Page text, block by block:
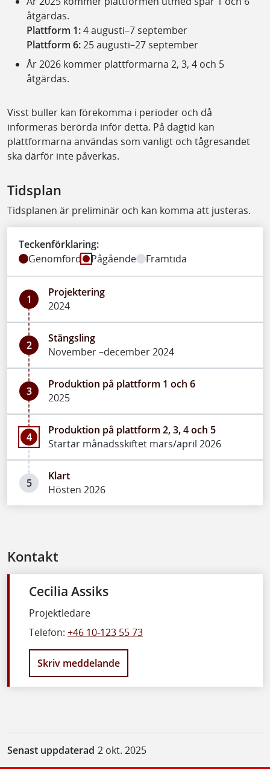
åtgärdas.
Plattform 1:4 augusti–7 september
Plattform 6:25 augusti–27 september
År 2026 kommer plattformarna 2, 3, 4 och 5
åtgärdas.
Visst buller kan förekomma i perioder och då
informeras berörda inför detta. På dagtid kan
plattformarna användas som vanligt och tågresandet
ska därför inte påverkas.
Tidsplan
Tidsplanen är preliminär och kan komma att justeras.
Teckenförklaring:
Genomförd
Pågående Framtida
1
Projektering
2024
2
Stängsling
November –december 2024
3
Produktion på plattform 1 och 6
2025
4
Produktion på plattform 2, 3, 4 och 5
Startar månadsskiftet mars/april 2026
5
Klart
Hösten 2026
Kontakt
Cecilia Assiks
Projektledare
Telefon: +46 10-123 55 73
Skriv meddelande
Senast uppdaterad 2 okt. 2025